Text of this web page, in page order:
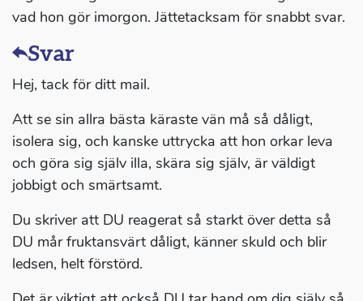
vad hon gör imorgon. Jättetacksam för snabbt svar.
Svar
Hej, tack för ditt mail.
Att se sin allra bästa käraste vän må så dåligt,
isolera sig, och kanske uttrycka att hon orkar leva
och göra sig själv illa, skära sig själv, är väldigt
jobbigt och smärtsamt.
Du skriver att DU reagerat så starkt över detta så
DU mår fruktansvärt dåligt, känner skuld och blir
ledsen, helt förstörd.